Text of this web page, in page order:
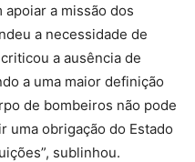
a missão dos
a necessidade de
a ausência de
a uma maior definição
de bombeiros não pode
uma obrigação do Estado
sublinhou.